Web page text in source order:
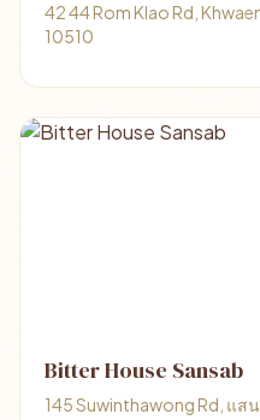
42 44 Rom Klao Rd,
10510
Bitter House Sansab
145 Suwinthawong Rd, แส